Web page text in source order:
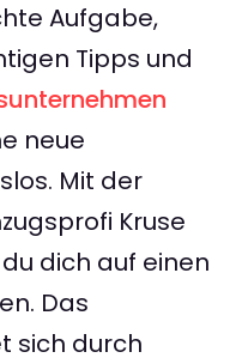
Aufgabe,
Tipps und
neue
Mit der
Kruse
dich auf einen
Das
sich durch